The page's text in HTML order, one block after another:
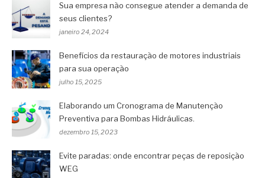
Sua empresa não consegue atender a demanda de
seus clientes?
janeiro 24, 2024
Benefícios da restauração de motores industriais
para sua operação
julho 15, 2025
Elaborando um Cronograma de Manutenção
Preventiva para Bombas Hidráulicas.
dezembro 15, 2023
Evite paradas: onde encontrar peças de reposição
WEG